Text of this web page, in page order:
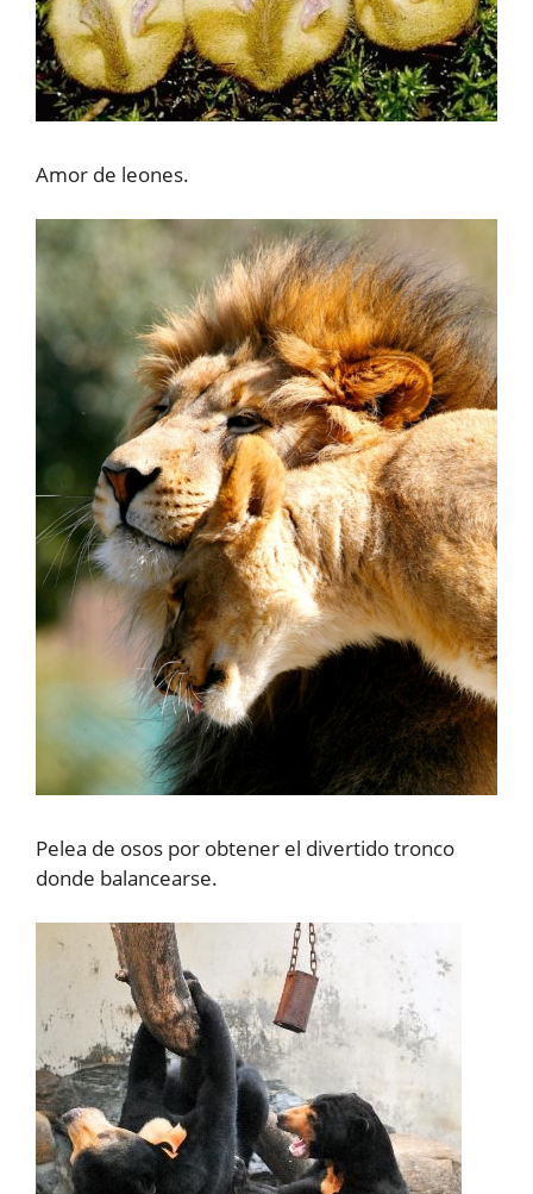
Amor de leones.
Pelea de osos por obtener el divertido tronco
donde balancearse.